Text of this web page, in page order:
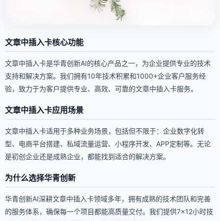
文章中插入卡核心功能
文章中插入卡是华青创新AI的核心产品之一，为企业提供专业的技术
支持和解决方案。我们拥有10年技术积累和1000+企业客户服务经
验，致力于为客户提供专业、高效、可靠的文章中插入卡服务。
文章中插入卡应用场景
文章中插入卡适用于多种业务场景，包括但不限于：企业数字化转
型、电商平台搭建、私域流量运营、小程序开发、APP定制等。无论
是初创企业还是成熟企业，都能找到适合的解决方案。
为什么选择华青创新
华青创新AI深耕文章中插入卡领域多年，拥有成熟的技术团队和完善
的服务体系，确保每一个项目都能高质量交付。我们提供7×12小时技